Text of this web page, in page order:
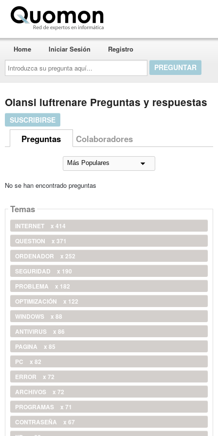
Introduzca
su
pregunta
aquí...
Home Iniciar Sesión Registro
Olansi luftrenare Preguntas y respuestas
SUSCRIBIRSE
Preguntas Colaboradores
No se han encontrado preguntas
Temas
INTERNET
x 414
QUESTION
x 371
ORDENADOR
x 252
SEGURIDAD
x 190
PROBLEMA
x 182
OPTIMIZACIÓN
x 122
WINDOWS
x 88
ANTIVIRUS
x 86
PAGINA
x 85
PC
x 82
ERROR
x 72
ARCHIVOS
x 72
PROGRAMAS
x 71
CONTRASEÑA
x 67